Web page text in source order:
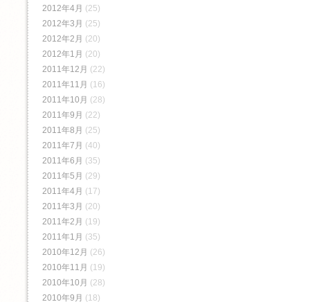
2012年4月 (25)
2012年3月 (25)
2012年2月 (20)
2012年1月 (20)
2011年12月 (22)
2011年11月 (16)
2011年10月 (28)
2011年9月 (22)
2011年8月 (25)
2011年7月 (40)
2011年6月 (35)
2011年5月 (29)
2011年4月 (17)
2011年3月 (20)
2011年2月 (19)
2011年1月 (35)
2010年12月 (26)
2010年11月 (19)
2010年10月 (28)
2010年9月 (18)